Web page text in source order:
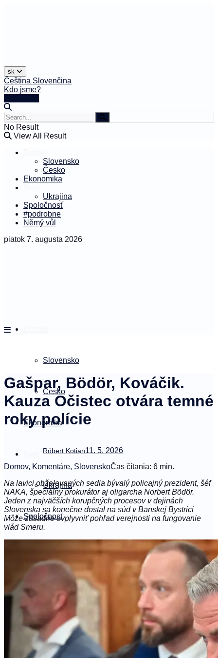
sk
Čeština Slovenčina
Kdo jsme?
No Result
View All Result
Slovensko
Česko
Ekonomika
Ukrajina
Spoločnosť
#podrobne
Němý vůl
piatok 7. augusta 2026
Slovensko
Česko
Ekonomika
Ukrajina
Spoločnosť
Slovenčina
Gašpar, Bödör, Kováčik.
Kauza Očistec otvára temné
roky polície
Róbert Kotian11. 5. 2026
Domov, Komentáre, SlovenskoČas čítania: 6 min.
Na lavici obžalovaných sedia bývalý policajný prezident, šéf
NAKA, špeciálny prokurátor aj oligarcha Norbert Bödör.
Jeden z najväčších korupčných procesov v dejinách
Slovenska sa konečne dostal na súd v Banskej Bystrici
Môže zásadne ovplyvniť pohľad verejnosti na fungovanie
vlád Smeru.